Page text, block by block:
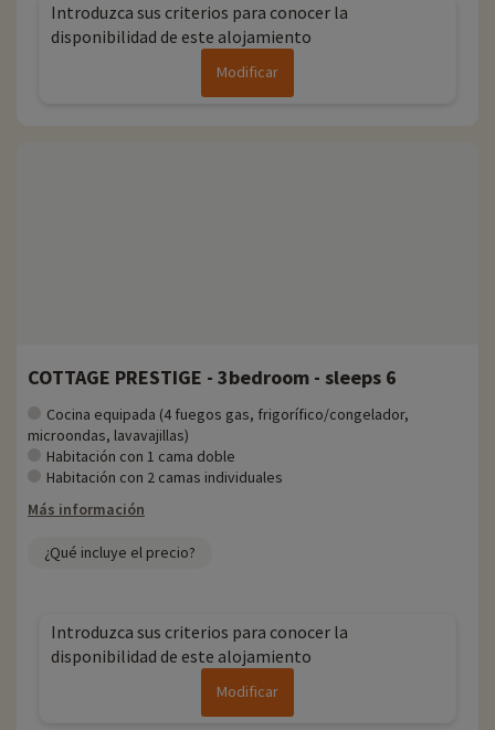
Introduzca sus criterios para conocer la
disponibilidad de este alojamiento
Modificar
COTTAGE PRESTIGE - 3bedroom - sleeps 6
Cocina equipada (4 fuegos gas, frigorífico/congelador,
microondas, lavavajillas)
Habitación con 1 cama doble
Habitación con 2 camas individuales
Más información
¿Qué incluye el precio?
Introduzca sus criterios para conocer la
disponibilidad de este alojamiento
Modificar